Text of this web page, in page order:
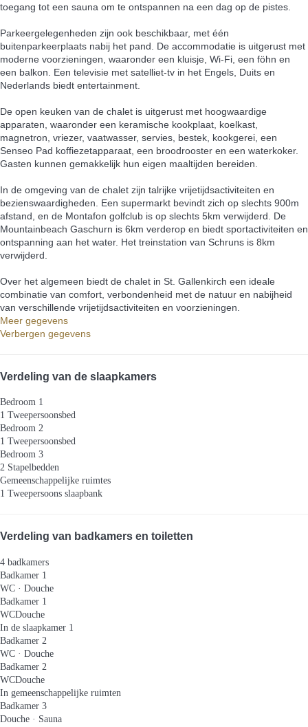
toegang tot een sauna om te ontspannen na een dag op de pistes.
Parkeergelegenheden zijn ook beschikbaar, met één
buitenparkeerplaats nabij het pand. De accommodatie is uitgerust met
moderne voorzieningen, waaronder een kluisje, Wi-Fi, een föhn en
een balkon. Een televisie met satelliet-tv in het Engels, Duits en
Nederlands biedt entertainment.
De open keuken van de chalet is uitgerust met hoogwaardige
apparaten, waaronder een keramische kookplaat, koelkast,
magnetron, vriezer, vaatwasser, servies, bestek, kookgerei, een
Senseo Pad koffiezetapparaat, een broodrooster en een waterkoker.
Gasten kunnen gemakkelijk hun eigen maaltijden bereiden.
In de omgeving van de chalet zijn talrijke vrijetijdsactiviteiten en
bezienswaardigheden. Een supermarkt bevindt zich op slechts 900m
afstand, en de Montafon golfclub is op slechts 5km verwijderd. De
Mountainbeach Gaschurn is 6km verderop en biedt sportactiviteiten en
ontspanning aan het water. Het treinstation van Schruns is 8km
verwijderd.
Over het algemeen biedt de chalet in St. Gallenkirch een ideale
combinatie van comfort, verbondenheid met de natuur en nabijheid
van verschillende vrijetijdsactiviteiten en voorzieningen.
Meer gegevens
Verbergen gegevens
Verdeling van de slaapkamers
Bedroom 1
1 Tweepersoonsbed
Bedroom 2
1 Tweepersoonsbed
Bedroom 3
2 Stapelbedden
Gemeenschappelijke ruimtes
1 Tweepersoons slaapbank
Verdeling van badkamers en toiletten
4 badkamers
Badkamer 1
WC · Douche
Badkamer 1
WCDouche
In de slaapkamer 1
Badkamer 2
WC · Douche
Badkamer 2
WCDouche
In gemeenschappelijke ruimten
Badkamer 3
Douche · Sauna